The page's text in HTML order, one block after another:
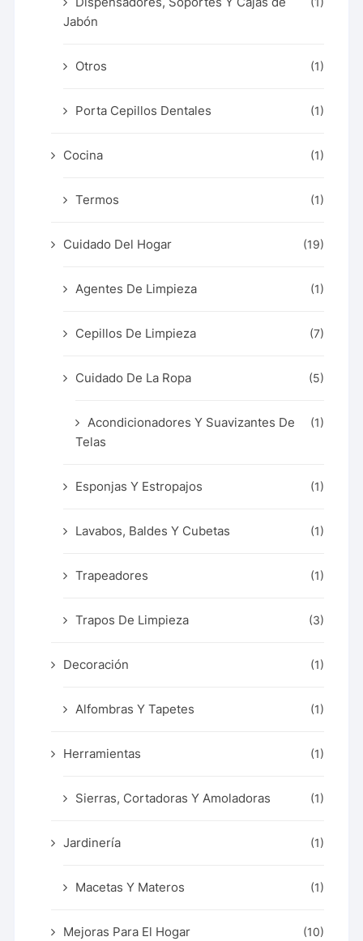
Jabón
Otros (1)
Porta Cepillos Dentales (1)
Cocina (1)
Termos (1)
Cuidado Del Hogar (19)
Agentes De Limpieza (1)
Cepillos De Limpieza (7)
Cuidado De La Ropa (5)
Acondicionadores Y Suavizantes De
Telas
(1)
Esponjas Y Estropajos (1)
Lavabos, Baldes Y Cubetas (1)
Trapeadores (1)
Trapos De Limpieza (3)
Decoración (1)
Alfombras Y Tapetes (1)
Herramientas (1)
Sierras, Cortadoras Y Amoladoras (1)
Jardinería (1)
Macetas Y Materos (1)
Mejoras Para El Hogar (10)